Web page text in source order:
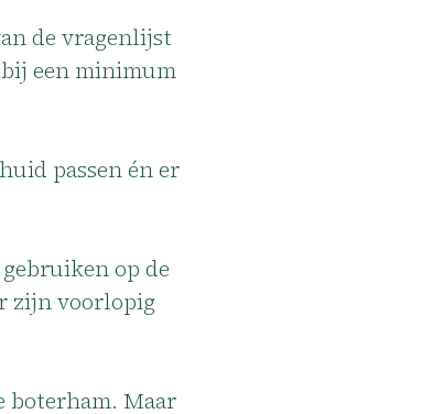
de vragenlijst
een minimum
passen én er
op de
zijn voorlopig
boterham. Maar